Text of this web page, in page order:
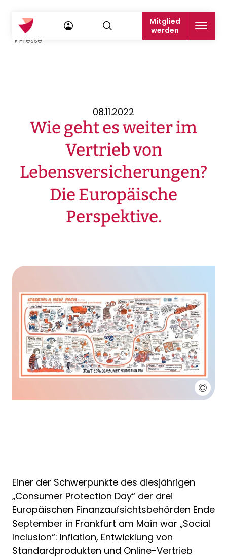
Mitglied
werden
Startseite
Presse
08.11.2022
Wie geht es weiter im
Vertrieb von
Lebensversicherungen?
Die Europäische
Perspektive.
Einer der Schwerpunkte des diesjährigen
„Consumer Protection Day“ der drei
Europäischen Finanzaufsichtsbehörden Ende
September in Frankfurt am Main war „Social
Inclusion“: Inflation, Entwicklung von
Standardprodukten und Online-Vertrieb